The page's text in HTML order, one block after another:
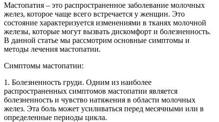
Мастопатия – это распространенное заболевание молочных
желез, которое чаще всего встречается у женщин. Это
состояние характеризуется изменениями в тканях молочной
железы, которые могут вызвать дискомфорт и болезненность.
В данной статье мы рассмотрим основные симптомы и
методы лечения мастопатии.
Симптомы мастопатии:
1. Болезненность груди. Одним из наиболее
распространенных симптомов мастопатии является
болезненность и чувство натяжения в области молочных
желез. Эта боль может усиливаться перед месячными или в
определенные периоды цикла.